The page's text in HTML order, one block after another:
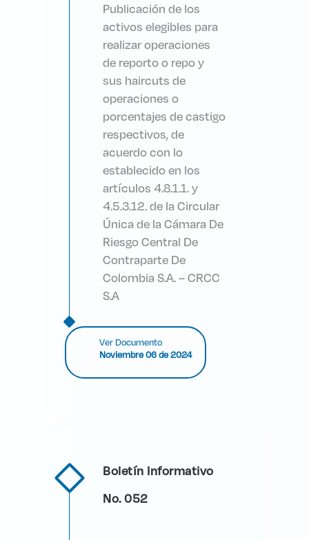
Publicación de los
activos elegibles para
realizar operaciones
de reporto o repo y
sus haircuts de
operaciones o
porcentajes de castigo
respectivos, de
acuerdo con lo
establecido en los
artículos 4.8.1.1. y
4.5.3.12. de la Circular
Única de la Cámara De
Riesgo Central De
Contraparte De
Colombia S.A. – CRCC
S.A
Ver Documento
Noviembre 06 de 2024
Boletín Informativo
No. 052